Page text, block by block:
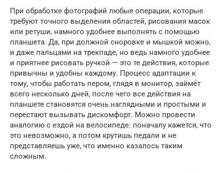
При обработке фотографий любые операции, которые
требуют точного выделения областей, рисования масок
или ретуши, намного удобнее выполнять с помощью
планшета. Да, при должной сноровке и мышкой можно,
и даже пальцами на трекпаде, но ведь намного удобнее
и приятнее рисовать ручкой — это те действия, которые
привычны и удобны каждому. Процесс адаптации к
тому, чтобы работать пером, глядя в монитор, займёт
всего несколько дней, после чего все действия на
планшете становятся очень наглядными и простыми и
перестают вызывать дискомфорт. Можно провести
аналогию с ездой на велосипеде: поначалу кажется, что
это невозможно, а потом крутишь педали и не
представляешь уже, что именно казалось таким
сложным.